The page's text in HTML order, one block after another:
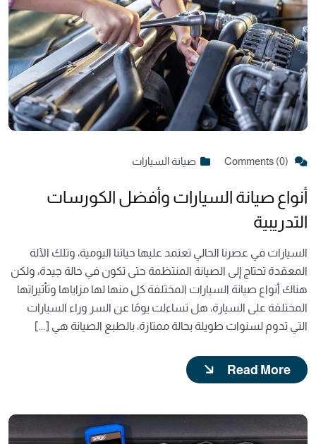
صيانة السيارات
أنواع صيانة السيارات وأفضل الكورسات
التدريبية
السيارات في عصرنا الحالي تعتمد عليها حياتنا اليومية، وتلك الآلة
المعقدة تحتاج إلى الصيانة المنتظمة حتى تكون في حالة جيدة، ولكن
هناك أنواع صيانة السيارات المختلفة كل منها لها مزاياها وتأثيراتها
المختلفة على السيارة، هل تساءلت يومًا عن السر وراء السيارات
التي تدوم لسنوات طويلة بحالة ممتازة، بالطبع الصيانة هي [...]
Read More